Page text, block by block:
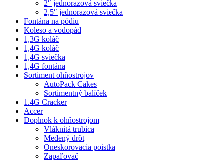
2″ jednorazová sviečka
2,5″ jednorazová sviečka
Fontána na pódiu
Koleso a vodopád
1,3G koláč
1,4G koláč
1,4G sviečka
1,4G fontána
Sortiment ohňostrojov
AutoPack Cakes
Sortimentný balíček
1.4G Cracker
Accer
Doplnok k ohňostrojom
Vláknitá trubica
Medený drôt
Oneskorovacia poistka
Zapaľovač